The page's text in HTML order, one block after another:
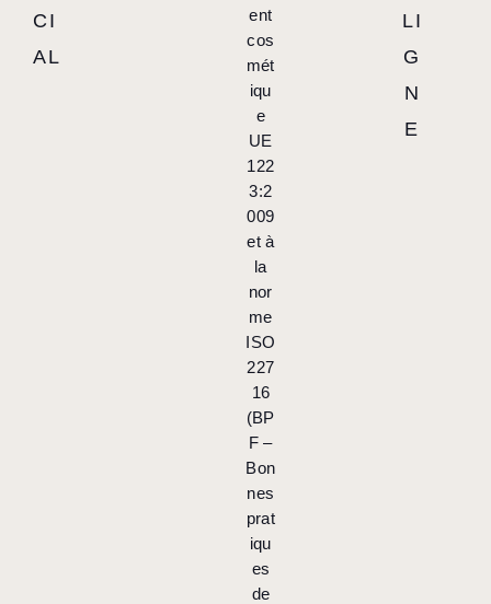
CI
AL
ent
cos
mét
iqu
e
UE
122
3:2
009
et à
la
nor
me
ISO
227
16
(BP
F –
Bon
nes
prat
iqu
es
de
LI
G
N
E